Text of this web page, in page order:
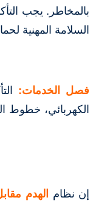
بالمخاطر. يجب
السلامة المهنية
فصل الخدمات:
الكهربائي، خطوط
إن نظام الهدم